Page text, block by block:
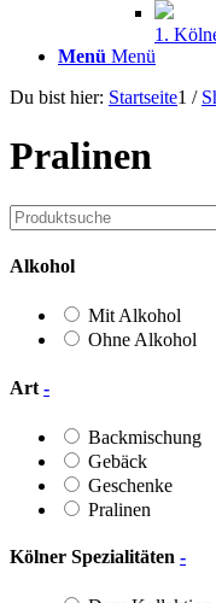
1.
Menü Menü
Du bist hier: Startseite1 /
Pralinen
Alkohol
Mit Alkohol
Ohne Alkohol
Art -
Backmischung
Gebäck
Geschenke
Pralinen
Kölner Spezialitäten -